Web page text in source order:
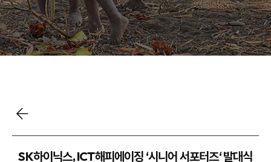
언론보도
SK하이닉스, ICT해피에이징 ‘시니어 서포터즈‘ 발대식